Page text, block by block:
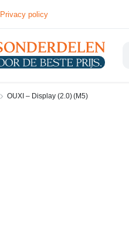
Privacy policy
OUXI – Display (2.0) (M5)